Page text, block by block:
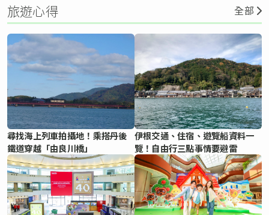
旅遊心得 全部
尋找海上列車拍攝地！乘搭丹後
鐵道穿越「由良川橋」
伊根交通、住宿、遊覽船資料一
覽！自由行三點事情要避雷